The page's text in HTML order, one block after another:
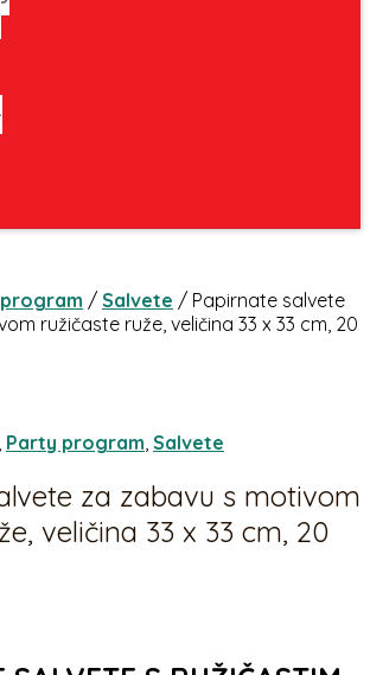
/ Salvete / Papirnate salvete
ružičaste ruže, veličina 33 x 33 cm, 20
, Party program, Salvete
za zabavu s motivom
veličina 33 x 33 cm, 20